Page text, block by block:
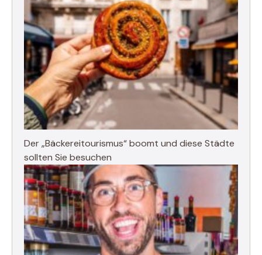
Der „Bäckereitourismus“ boomt und diese Städte
sollten Sie besuchen